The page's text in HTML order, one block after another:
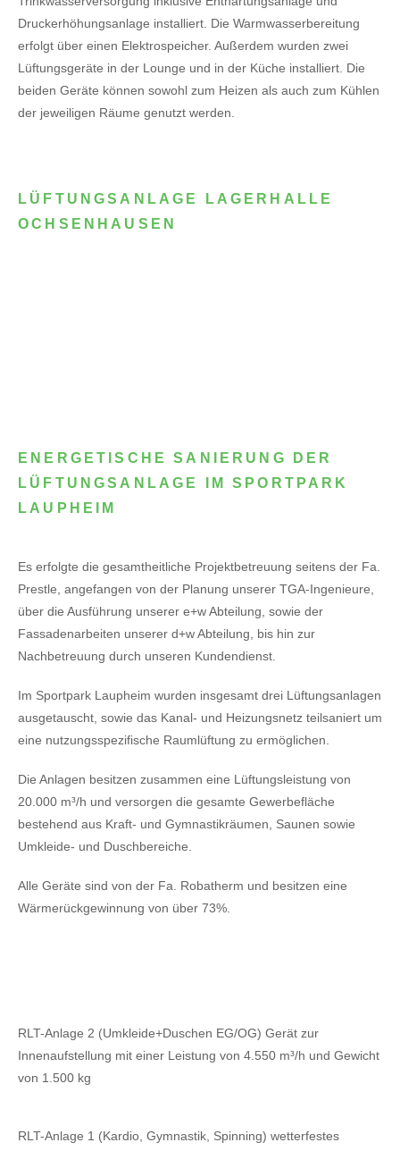
Druckerhöhungsanlage installiert. Die Warmwasserbereitung
erfolgt über einen Elektrospeicher. Außerdem wurden zwei
Lüftungsgeräte in der Lounge und in der Küche installiert. Die
beiden Geräte können sowohl zum Heizen als auch zum Kühlen
der jeweiligen Räume genutzt werden.
LÜFTUNGSANLAGE LAGERHALLE
OCHSENHAUSEN
ENERGETISCHE SANIERUNG DER
LÜFTUNGSANLAGE IM SPORTPARK
LAUPHEIM
Es erfolgte die gesamtheitliche Projektbetreuung seitens der Fa.
Prestle, angefangen von der Planung unserer TGA-Ingenieure,
über die Ausführung unserer e+w Abteilung, sowie der
Fassadenarbeiten unserer d+w Abteilung, bis hin zur
Nachbetreuung durch unseren Kundendienst.
Im Sportpark Laupheim wurden insgesamt drei Lüftungsanlagen
ausgetauscht, sowie das Kanal- und Heizungsnetz teilsaniert um
eine nutzungsspezifische Raumlüftung zu ermöglichen.
Die Anlagen besitzen zusammen eine Lüftungsleistung von
20.000 m³/h und versorgen die gesamte Gewerbefläche
bestehend aus Kraft- und Gymnastikräumen, Saunen sowie
Umkleide- und Duschbereiche.
Alle Geräte sind von der Fa. Robatherm und besitzen eine
Wärmerückgewinnung von über 73%.
RLT-Anlage 2 (Umkleide+Duschen EG/OG) Gerät zur
Innenaufstellung mit einer Leistung von 4.550 m³/h und Gewicht
von 1.500 kg
RLT-Anlage 1 (Kardio, Gymnastik, Spinning) wetterfestes